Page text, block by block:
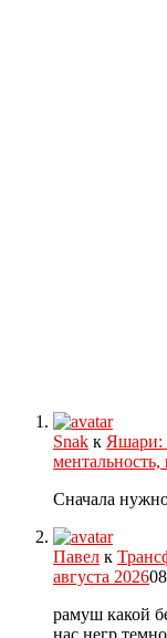
Snak к Яшари:
Сначала
Павел к
августа 2026
рамуш какой
нас негр